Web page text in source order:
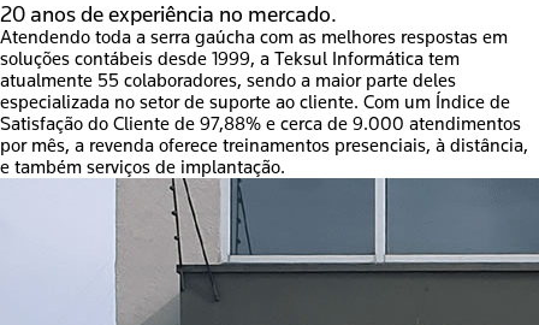
20 anos de experiência no mercado.
Atendendo toda a serra gaúcha com as melhores respostas em
soluções contábeis desde 1999, a Teksul Informática tem
atualmente 55 colaboradores, sendo a maior parte deles
especializada no setor de suporte ao cliente. Com um Índice de
Satisfação do Cliente de 97,88% e cerca de 9.000 atendimentos
por mês, a revenda oferece treinamentos presenciais, à distância,
e também serviços de implantação.